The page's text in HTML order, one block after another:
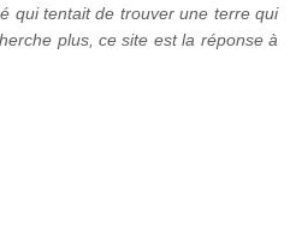
qui tentait de trouver une terre qui
plus, ce site est la réponse à